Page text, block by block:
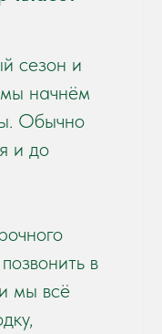
сезон и
мы начнём
Обычно
и до
в
мы всё